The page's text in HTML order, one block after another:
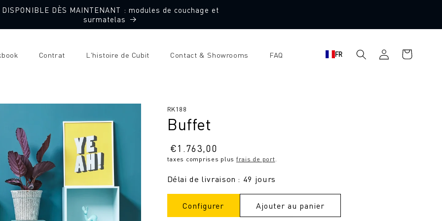
DISPONIBLE DÈS MAINTENANT : modules de couchage et
surmatelas
Contrat L'histoire de Cubit Contact & Showrooms FAQ FR
connecter
Panier
d'achat
SKU
RK188
Buffet
Prix
normal
€1.763,00
taxes comprises plus frais de port.
Délai de livraison : 49 jours
Configurer Ajouter au panier